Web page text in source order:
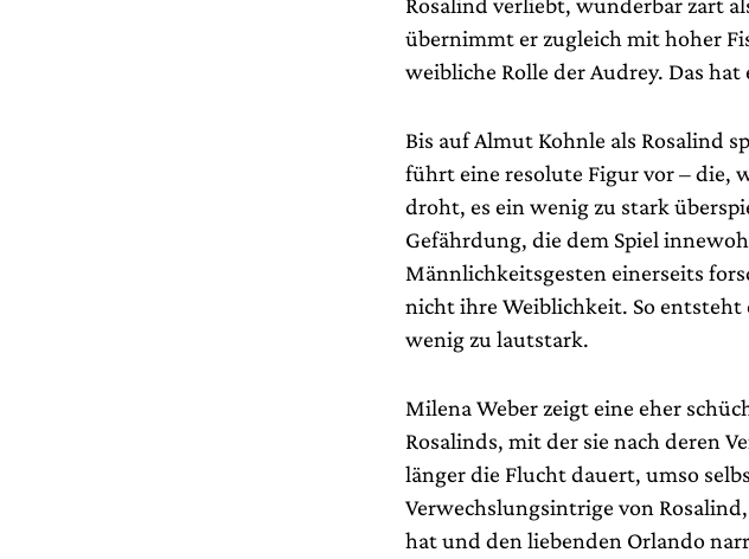
übernimmt er zugleich mit hoher
weibliche Rolle der Audrey. Das
Bis auf Almut Kohnle als Rosalind
führt eine resolute Figur vor – die,
droht, es ein wenig zu stark
Gefährdung, die dem Spiel
Männlichkeitsgesten einerseits
nicht ihre Weiblichkeit. So
wenig zu lautstark.
Milena Weber zeigt eine eher
Rosalinds, mit der sie nach deren
länger die Flucht dauert, umso
Verwechslungsintrige von
hat und den liebenden Orlando